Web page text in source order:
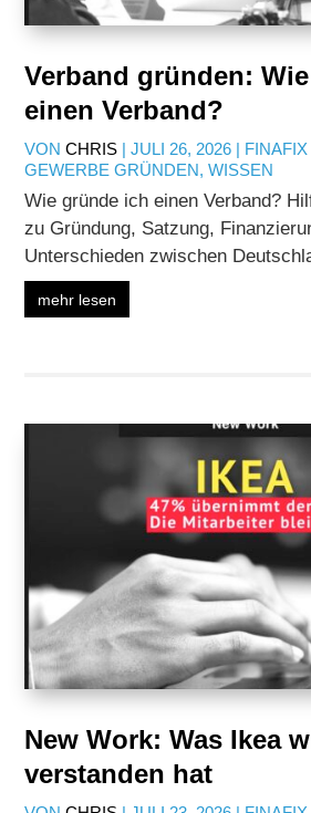
Verband gründen:
einen Verband?
VONCHRIS |JULI 26, 2026 |
GEWERBE GRÜNDEN,WISSEN
Wie gründe ich einen Verband?
zu Gründung, Satzung,
Unterschieden zwischen
mehr lesen
New Work: Was Ikea
verstanden hat